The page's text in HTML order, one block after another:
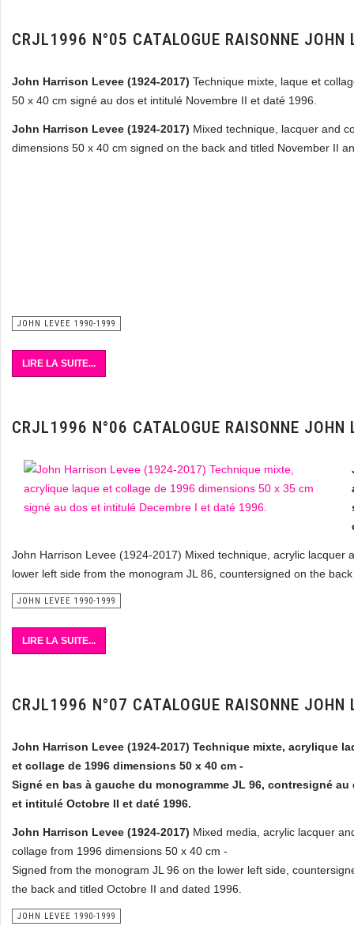
CRJL1996 N°05 CATALOGUE RAISONNE JOHN
John Harrison Levee (1924-2017) Technique mixte, laque et
50 x 40 cm signé au dos et intitulé Novembre II et daté 1996.
John Harrison Levee (1924-2017) Mixed technique, lacquer and
dimensions 50 x 40 cm signed on the back and titled November II
JOHN LEVEE 1990-1999
LIRE LA SUITE...
CRJL1996 N°06 CATALOGUE RAISONNE JOHN
John Harrison Levee (1924-2017) Mixed technique, acrylic
lower left side from the monogram JL 86, countersigned on the
JOHN LEVEE 1990-1999
LIRE LA SUITE...
CRJL1996 N°07 CATALOGUE RAISONNE JOHN
John Harrison Levee (1924-2017) Technique mixte, acrylique
et collage de 1996 dimensions 50 x 40 cm -
Signé en bas à gauche du monogramme JL 96, contresigné au
et intitulé Octobre II et daté 1996.
John Harrison Levee (1924-2017) Mixed media, acrylic lacquer
collage from 1996 dimensions 50 x 40 cm -
Signed from the monogram JL 96 on the lower left side,
the back and titled Octobre II and dated 1996.
JOHN LEVEE 1990-1999